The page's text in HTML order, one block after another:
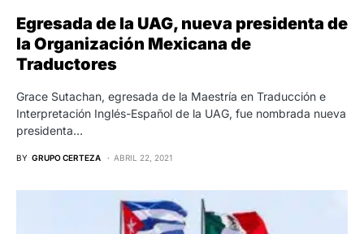
Egresada de la UAG, nueva presidenta de
la Organización Mexicana de
Traductores
Grace Sutachan, egresada de la Maestría en Traducción e
Interpretación Inglés-Español de la UAG, fue nombrada nueva
presidenta…
BY GRUPO CERTEZA ABRIL 22, 2021